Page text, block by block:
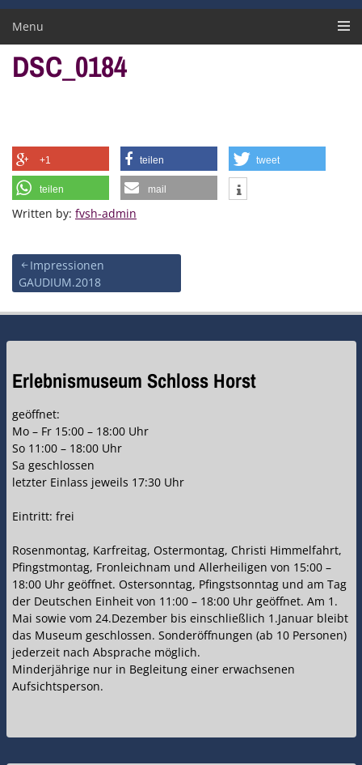
Menu
DSC_0184
+1 teilen tweet
teilen mail
Written by: fvsh-admin
Beitragsnavigation
Impressionen
GAUDIUM.2018
Erlebnismuseum Schloss Horst
geöffnet:
Mo – Fr 15:00 – 18:00 Uhr
So 11:00 – 18:00 Uhr
Sa geschlossen
letzter Einlass jeweils 17:30 Uhr
Eintritt: frei
Rosenmontag, Karfreitag, Ostermontag, Christi Himmelfahrt,
Pfingstmontag, Fronleichnam und Allerheiligen von 15:00 –
18:00 Uhr geöffnet. Ostersonntag, Pfingstsonntag und am Tag
der Deutschen Einheit von 11:00 – 18:00 Uhr geöffnet. Am 1.
Mai sowie vom 24.Dezember bis einschließlich 1.Januar bleibt
das Museum geschlossen. Sonderöffnungen (ab 10 Personen)
jederzeit nach Absprache möglich.
Minderjährige nur in Begleitung einer erwachsenen
Aufsichtsperson.